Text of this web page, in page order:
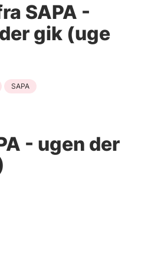
SAPA -
gik (uge
SAPA
- ugen der